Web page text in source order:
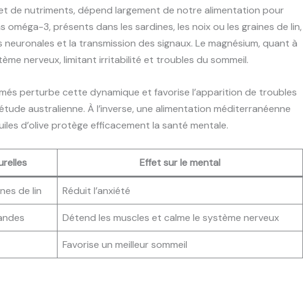
de nutriments, dépend largement de notre alimentation pour
oméga-3, présents dans les sardines, les noix ou les graines de lin,
et la transmission des signaux. Le magnésium, quant à
nerveux, limitant irritabilité et troubles du sommeil.
perturbe cette dynamique et favorise l’apparition de troubles
australienne. À l’inverse, une alimentation méditerranéenne
d’olive protège efficacement la santé mentale.
Effet sur le mental
de lin Réduit l’anxiété
Détend les muscles et calme le système nerveux
Favorise un meilleur sommeil